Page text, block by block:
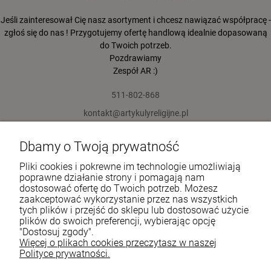
Jeśli zainteresował Cię nasz asortyment i chcesz nawiązać współpracę -
zgłoś się do nas ! Przygotujemy ofertę handlową idealnie dopasowaną
do Twoich potrzeb.
Pozdrawiamy
Zespół AR :)
511-802-868
kontakt@artykulyreligijne.pl
Pomoc
Moje konto
Płatności i dostawa
Informacje
O nas
Dbamy o Twoją prywatność
Pliki cookies i pokrewne im technologie umożliwiają
poprawne działanie strony i pomagają nam
dostosować ofertę do Twoich potrzeb. Możesz
zaakceptować wykorzystanie przez nas wszystkich
tych plików i przejść do sklepu lub dostosować użycie
plików do swoich preferencji, wybierając opcję
"Dostosuj zgody".
Więcej o plikach cookies przeczytasz w naszej
Polityce prywatności.